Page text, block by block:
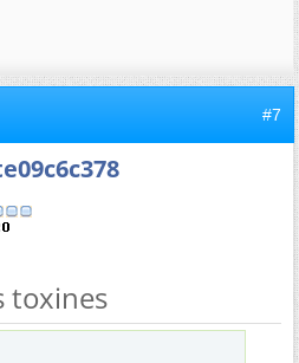
#7
toxines